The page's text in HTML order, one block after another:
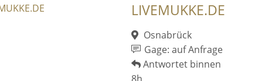
LIVEMUKKE.DE
Osnabrück
Gage: auf Anfrage
Antwortet binnen